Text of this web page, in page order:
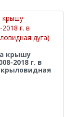
крышу
2018 г. в